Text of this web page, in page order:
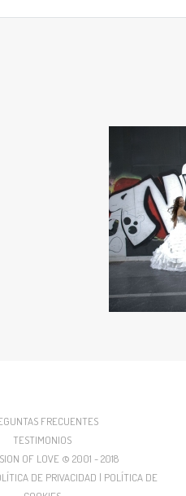
FRECUENTES
TESTIMONIOS
OF LOVE © 2001 - 2018
DE PRIVACIDAD | POLÍTICA DE